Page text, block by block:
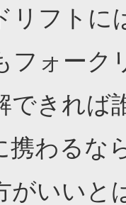
リフトに
フォーク
できれば
携わるな
がいいと